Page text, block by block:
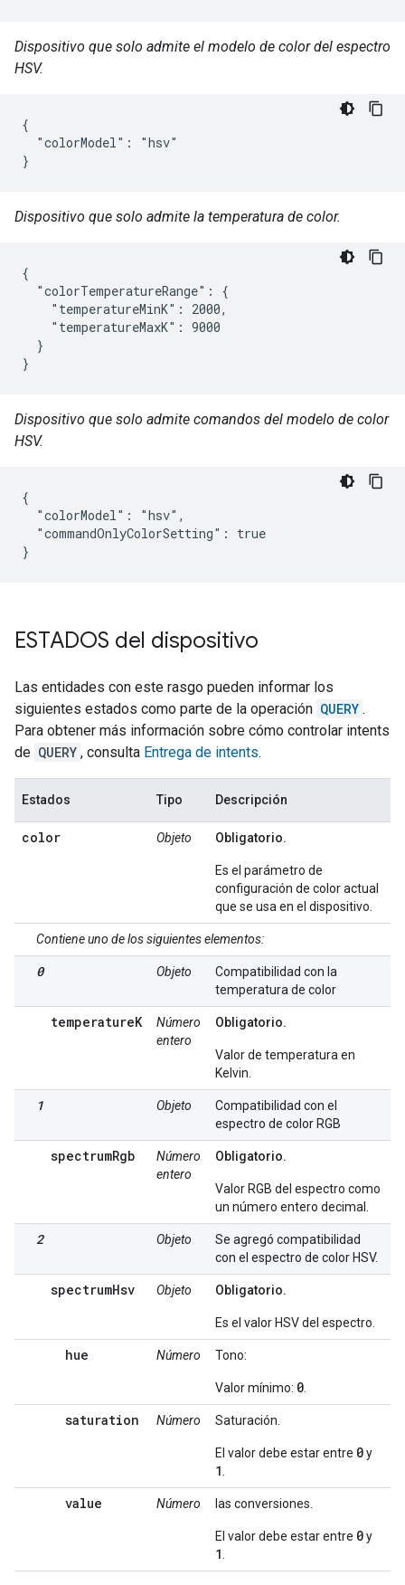
Dispositivo que solo admite el modelo de color del espectro
HSV.
{
  "colorModel": "hsv"
}
Dispositivo que solo admite la temperatura de color.
{
  "colorTemperatureRange": {
    "temperatureMinK": 2000,
    "temperatureMaxK": 9000
  }
}
Dispositivo que solo admite comandos del modelo de color
HSV.
{
  "colorModel": "hsv",
  "commandOnlyColorSetting": true
}
ESTADOS del dispositivo
Las entidades con este rasgo pueden informar los
siguientes estados como parte de la operación QUERY .
Para obtener más información sobre cómo controlar intents
de QUERY , consulta Entrega de intents.
Estados Tipo Descripción
color Objeto Obligatorio.
Es el parámetro de
configuración de color actual
que se usa en el dispositivo.
Contiene uno de los siguientes elementos:
0 Objeto
Compatibilidad con la
temperatura de color
temperatureK
Número
entero
Obligatorio.
Valor de temperatura en
Kelvin.
1 Objeto
Compatibilidad con el
espectro de color RGB
spectrumRgb
Número
entero
Obligatorio.
Valor RGB del espectro como
un número entero decimal.
2 Objeto
Se agregó compatibilidad
con el espectro de color HSV.
spectrumHsv Objeto Obligatorio.
Es el valor HSV del espectro.
hue Número Tono:
Valor mínimo: 0
saturation Número Saturación.
El valor debe estar entre 0y
1
value Número las conversiones.
El valor debe estar entre 0y
1